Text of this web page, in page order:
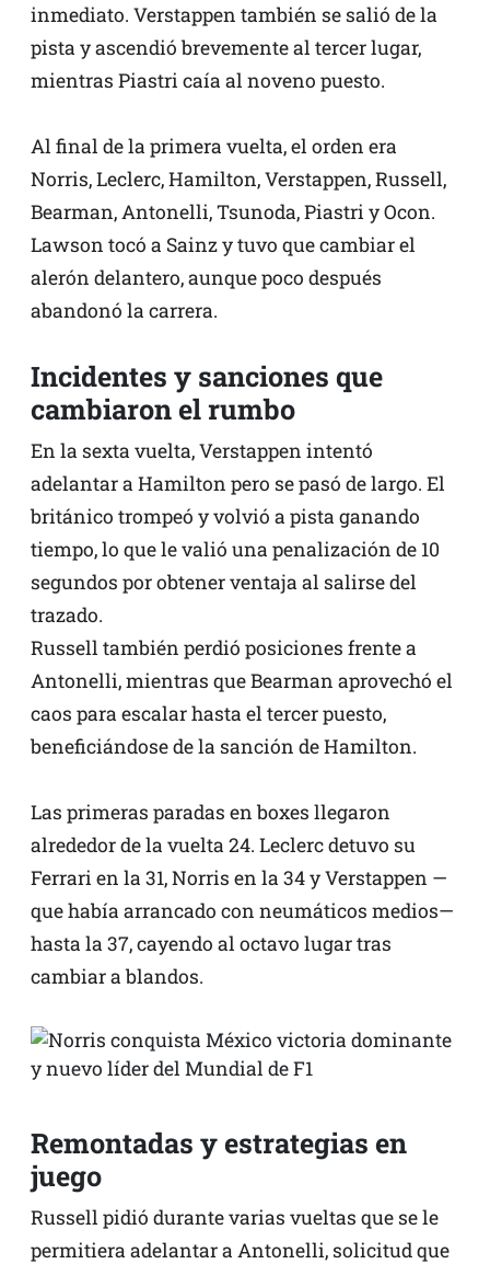
inmediato. Verstappen también se salió de la
pista y ascendió brevemente al tercer lugar,
mientras Piastri caía al noveno puesto.
Al final de la primera vuelta, el orden era
Norris, Leclerc, Hamilton, Verstappen, Russell,
Bearman, Antonelli, Tsunoda, Piastri y Ocon.
Lawson tocó a Sainz y tuvo que cambiar el
alerón delantero, aunque poco después
abandonó la carrera.
Incidentes y sanciones que
cambiaron el rumbo
En la sexta vuelta, Verstappen intentó
adelantar a Hamilton pero se pasó de largo. El
británico trompeó y volvió a pista ganando
tiempo, lo que le valió una penalización de 10
segundos por obtener ventaja al salirse del
trazado.
Russell también perdió posiciones frente a
Antonelli, mientras que Bearman aprovechó el
caos para escalar hasta el tercer puesto,
beneficiándose de la sanción de Hamilton.
Las primeras paradas en boxes llegaron
alrededor de la vuelta 24. Leclerc detuvo su
Ferrari en la 31, Norris en la 34 y Verstappen —
que había arrancado con neumáticos medios—
hasta la 37, cayendo al octavo lugar tras
cambiar a blandos.
Remontadas y estrategias en
juego
Russell pidió durante varias vueltas que se le
permitiera adelantar a Antonelli, solicitud que